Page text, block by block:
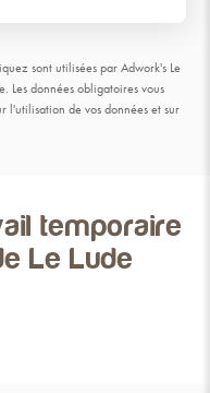
sont utilisées par Adwork's Le
Les données obligatoires vous
l'utilisation de vos données et sur
temporaire
Le Lude